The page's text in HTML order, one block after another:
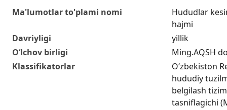
Ma'lumotlar to'plami nomi
Hududlar
hajmi
Davriyligi
yillik
O‘lchov birligi
Ming.AQSH
Klassifikatorlar
O‘zbekiston
hududiy
belgilash
tasniflagichi